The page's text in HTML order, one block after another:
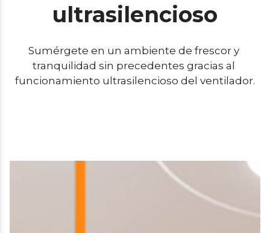
ultrasilencioso
Sumérgete en un ambiente de frescor y
tranquilidad sin precedentes gracias al
funcionamiento ultrasilencioso del ventilador.